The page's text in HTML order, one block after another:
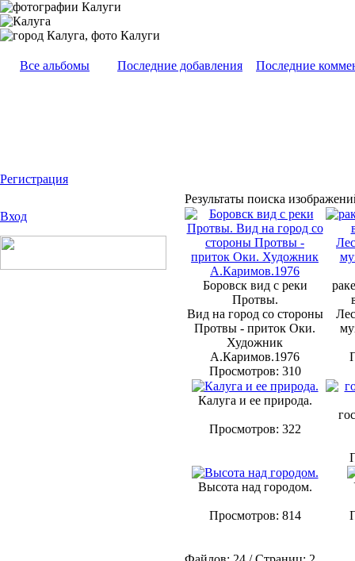
Все альбомы Последние добавления Последние
Регистрация
Вход
Результаты поиска
Боровск вид с реки
Протвы.
Вид на город со стороны
Протвы - приток Оки.
Художник
А.Каримов.1976
Просмотров: 310
Калуга и ее природа.
Просмотров: 322
Высота над городом.
Просмотров: 814